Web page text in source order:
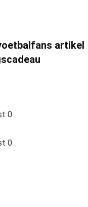
artikel
0
0